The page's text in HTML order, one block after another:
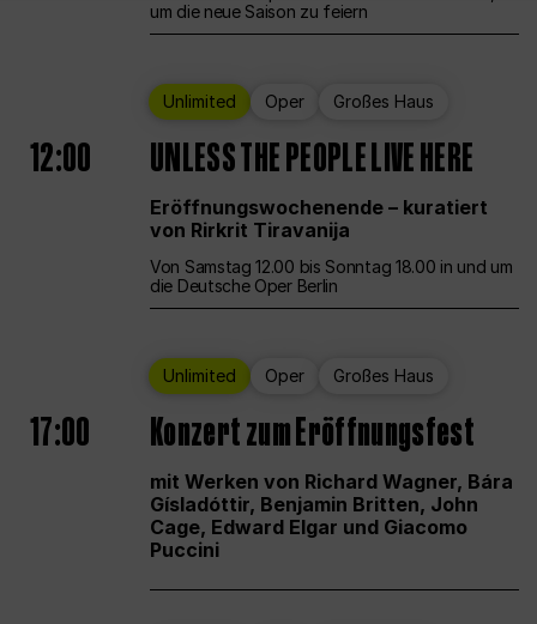
um die neue Saison zu feiern
Unlimited Oper Großes Haus
12:00 UNLESS THE PEOPLE LIVE HERE
Eröffnungswochenende – kuratiert
von Rirkrit Tiravanija
Von Samstag 12.00 bis Sonntag 18.00 in und um
die Deutsche Oper Berlin
Unlimited Oper Großes Haus
17:00 Konzert zum Eröffnungsfest
mit Werken von Richard Wagner, Bára
Gísladóttir, Benjamin Britten, John
Cage, Edward Elgar und Giacomo
Puccini